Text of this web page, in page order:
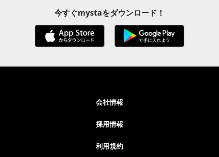
今すぐmystaをダウンロード！
会社情報
採用情報
利用規約